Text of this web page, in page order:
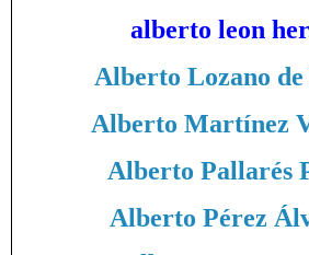
alberto leon
Alberto Lozano de
Alberto Martínez
Alberto Pallarés
Alberto Pérez